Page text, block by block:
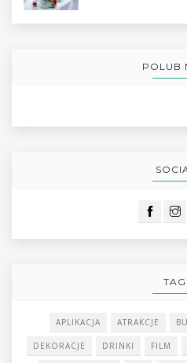
POLUB
TAGI
APLIKACJA ATRAKCJE
DEKORACJE DRINKI FILM